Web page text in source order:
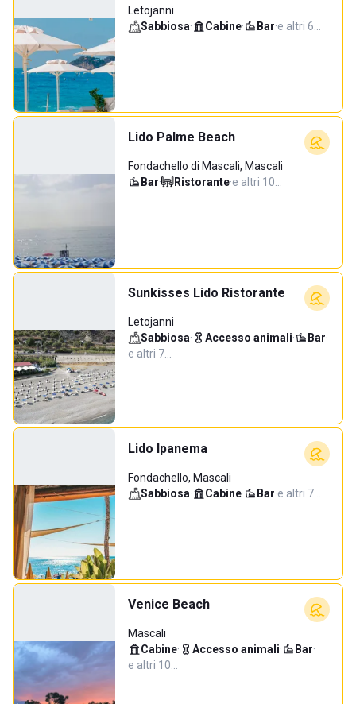
Letojanni
Sabbiosa· Cabine· Bar·e altri 6…
Lido Palme Beach
Fondachello di Mascali, Mascali
Bar· Ristorante·e altri 10…
Sunkisses Lido Ristorante
Letojanni
Sabbiosa· Accesso animali· Bar·
e altri 7…
Lido Ipanema
Fondachello, Mascali
Sabbiosa· Cabine· Bar·e altri 7…
Venice Beach
Mascali
Cabine· Accesso animali· Bar·
e altri 10…